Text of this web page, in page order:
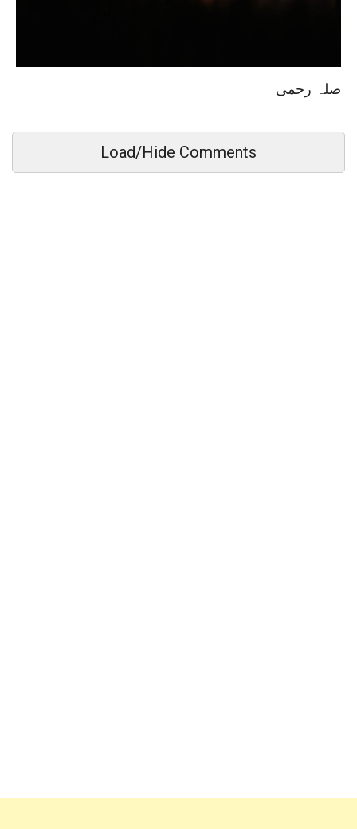
صلہ رحمی
Load/Hide Comments